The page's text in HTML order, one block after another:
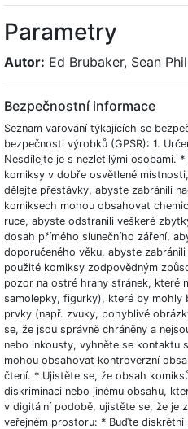
Parametry
Autor: Ed Brubaker, Sean
Bezpečnostní informace
Seznam varování týkajících se
bezpečnosti výrobků (GPSR): 1.
Nesdílejte je s nezletilými osobami.
komiksy v dobře osvětlené
dělejte přestávky, abyste zabránili
komiksech mohou obsahovat
ruce, abyste odstranili veškeré
dosah přímého slunečního záření,
doporučeného věku, abyste
použité komiksy zodpovědným
pozor na ostré hrany stránek, které
samolepky, figurky), které by mohly
prvky (např. zvuky, pohyblivé
se, že jsou správně chráněny a
nebo inkousty, vyhněte se kontaktu
mohou obsahovat kontroverzní
čtení. * Ujistěte se, že obsah
diskriminaci nebo jinému obsahu,
v digitální podobě, ujistěte se, že je
veřejném prostoru: * Buďte